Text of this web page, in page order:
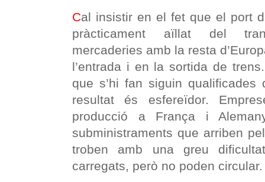
Cal insistir en el fet que el port
pràcticament aïllat del
mercaderies amb la resta
l’entrada i en la sortida de
que s’hi fan siguin qualificades
resultat és esfereïdor.
producció a França i
subministraments que arriben
troben amb una greu
carregats, però no poden circular.